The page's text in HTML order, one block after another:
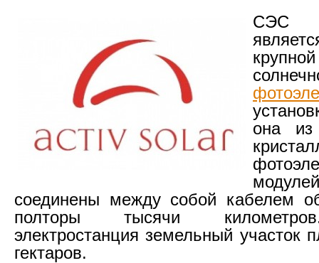
СЭС
она из
соединены между собой кабелем
полторы тысячи
электростанция земельный участок
гектаров.